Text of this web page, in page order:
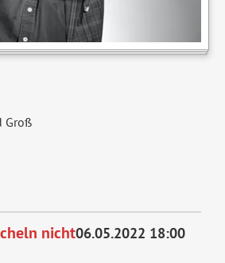
Groß
nicht06.05.2022 18:00